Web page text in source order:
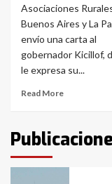
Asociaciones
Buenos Aires y La
envío una carta al
gobernador Kicillof,
le expresa su...
Read More
6
La
con